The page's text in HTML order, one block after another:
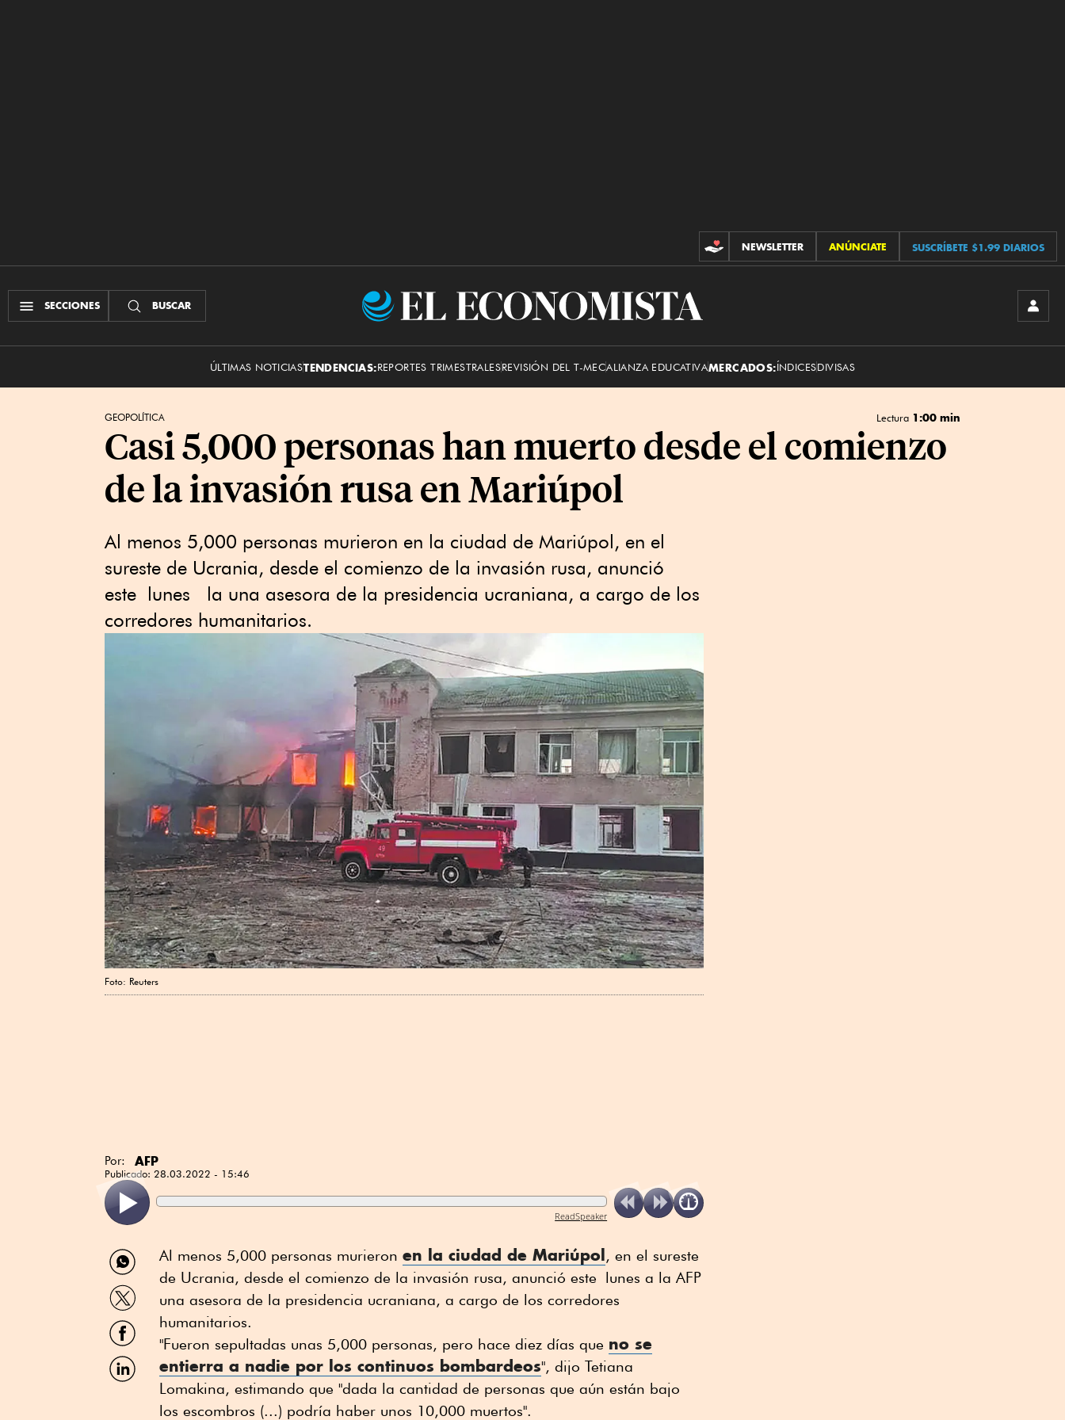
CONTRIBUCIONES
NEWSLETTER ANÚNCIATE SUSCRÍBETE $1.99 DIARIOS
SECCIONES BUSCAR
El
ÚLTIMAS NOTICIASTENDENCIAS:REPORTES TRIMESTRALESREVISIÓN DEL T-MECALIANZA EDUCATIVAMERCADOS:ÍNDICESDIVISAS
GEOPOLÍTICA Lectura 1:00 min
Casi 5,000 personas han muerto desde el comienzo
de la invasión rusa en Mariúpol
Al menos 5,000 personas murieron en la ciudad de Mariúpol, en el
sureste de Ucrania, desde el comienzo de la invasión rusa, anunció
este lunes la una asesora de la presidencia ucraniana, a cargo de los
corredores humanitarios.
Foto: Reuters
Por: AFP
Publicado: 28.03.2022 - 15:46
ReadSpeaker
Compartir
por
WhatsApp
Compartir
por
Twitter
Compartir
por
Facebook
Compartir
por
Al menos 5,000 personas murieron en la ciudad de Mariúpol, en el sureste
de Ucrania, desde el comienzo de la invasión rusa, anunció este lunes a la AFP
una asesora de la presidencia ucraniana, a cargo de los corredores
humanitarios.
"Fueron sepultadas unas 5,000 personas, pero hace diez días que no se
entierra a nadie por los continuos bombardeos", dijo Tetiana
Lomakina, estimando que "dada la cantidad de personas que aún están bajo
los escombros (...) podría haber unos 10,000 muertos".